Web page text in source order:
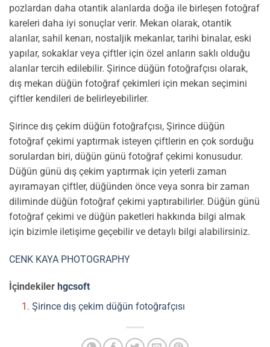
pozlardan daha otantik alanlarda doğa ile birleşen fotoğraf
kareleri daha iyi sonuçlar verir. Mekan olarak, otantik
alanlar, sahil kenarı, nostaljik mekanlar, tarihi binalar, eski
yapılar, sokaklar veya çiftler için özel anların saklı olduğu
alanlar tercih edilebilir. Şirince düğün fotoğrafçısı olarak,
dış mekan düğün fotoğraf çekimleri için mekan seçimini
çiftler kendileri de belirleyebilirler.
Şirince dış çekim düğün fotoğrafçısı, Şirince düğün
fotoğraf çekimi yaptırmak isteyen çiftlerin en çok sorduğu
sorulardan biri, düğün günü fotoğraf çekimi konusudur.
Düğün günü dış çekim yaptırmak için yeterli zaman
ayıramayan çiftler, düğünden önce veya sonra bir zaman
diliminde düğün fotoğraf çekimi yaptırabilirler. Düğün günü
fotoğraf çekimi ve düğün paketleri hakkında bilgi almak
için bizimle iletişime geçebilir ve detaylı bilgi alabilirsiniz.
CENK KAYA PHOTOGRAPHY
İçindekiler hgcsoft
Şirince dış çekim düğün fotoğrafçısı